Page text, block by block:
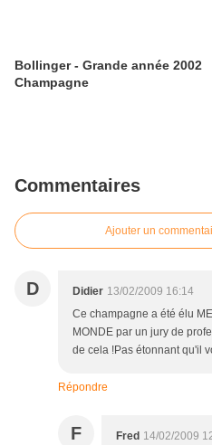
Bollinger - Grande année 2002
Champagne
Commentaires
Ajouter un
D Didier 13/02/2009 16:14
Ce champagne a été élu
MONDE par un jury de
de cela !Pas étonnant qu'il
Répondre
F Fred 14/02/2009